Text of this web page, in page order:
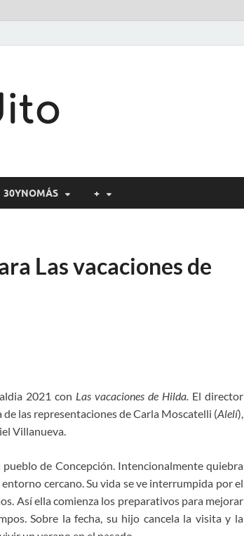
30YNOMÁS +
Las vacaciones de
2021 con Las vacaciones de Hilda.El director
las representaciones de Carla Moscatelli (Alelí),
Villanueva.
de Concepción. Intencionalmente quiebra
cercano. Su vida se ve interrumpida por el
Así ella comienza los preparativos para mejorar
Sobre la fecha, su hijo cancela la visita y la